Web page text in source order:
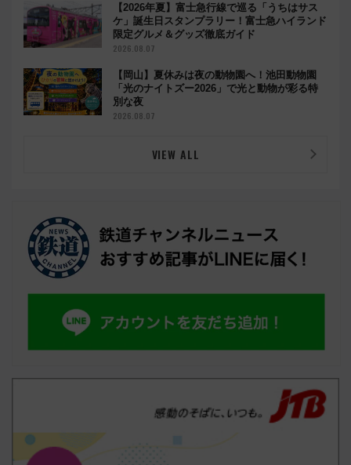
【2026年夏】富士急行線で巡る「うちはサス
ケ」誕生日スタンプラリー！富士急ハイランド
限定グルメ＆グッズ徹底ガイド
2026.08.07
【岡山】夏休みは夜の動物園へ！池田動物園
「光のナイトズー2026」で光と動物が彩る特
別な夜
2026.08.07
VIEW ALL